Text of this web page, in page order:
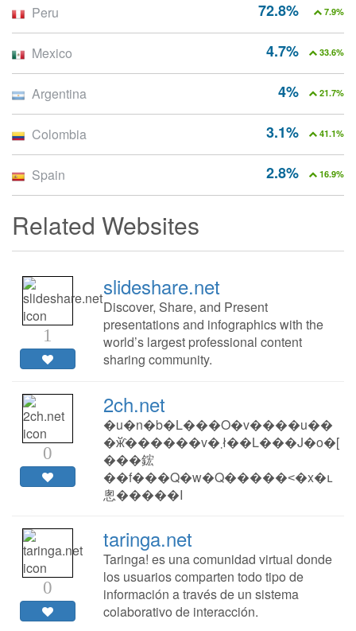
72.8% 7.9%
Peru
4.7% 33.6%
Mexico
4% 21.7%
Argentina
3.1% 41.1%
Colombia
2.8% 16.9%
Spain
Related Websites
1
slideshare.net
Discover, Share, and Present
presentations and infographics with the
world’s largest professional content
sharing community.
0
2ch.net
�u�n�b�L���O�v����u��
�ӂ̂������v�܂ł��L���J�o�[
���鋐
��f���Q�w�Q�����˂�x�ւ
悤�����I
0
taringa.net
Taringa! es una comunidad virtual donde
los usuarios comparten todo tipo de
información a través de un sistema
colaborativo de interacción.